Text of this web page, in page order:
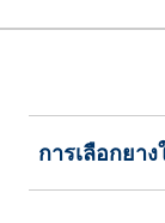
การเลือกยา